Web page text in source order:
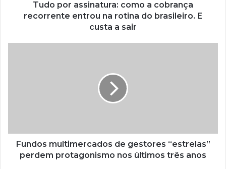
Tudo por assinatura: como a cobrança
recorrente entrou na rotina do brasileiro. E
custa a sair
Fundos multimercados de gestores “estrelas”
perdem protagonismo nos últimos três anos